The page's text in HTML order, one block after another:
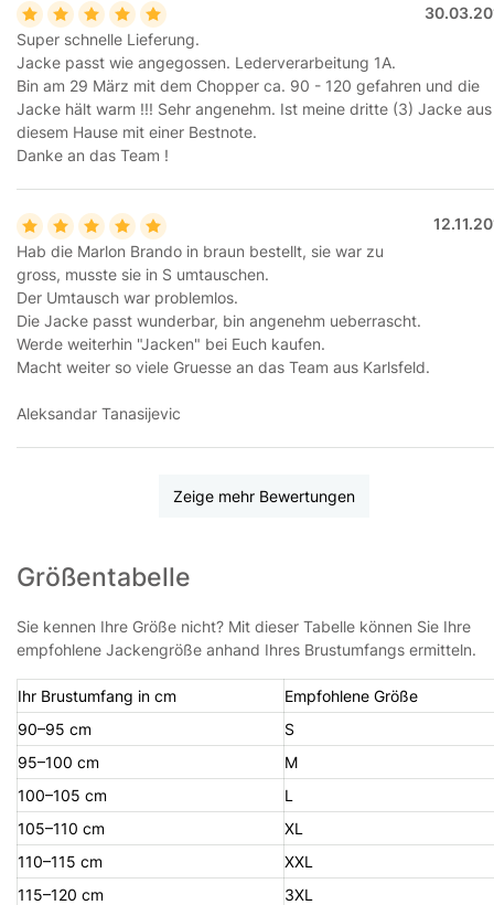
Super schnelle Lieferung.
Jacke passt wie angegossen. Lederverarbeitung 1A.
Bin am 29 März mit dem Chopper ca. 90 - 120 gefahren und die
Jacke hält warm !!! Sehr angenehm. Ist meine dritte (3) Jacke aus
diesem Hause mit einer Bestnote.
Danke an das Team !
Hab die Marlon Brando in braun bestellt, sie war zu
gross, musste sie in S umtauschen.
Der Umtausch war problemlos.
Die Jacke passt wunderbar, bin angenehm ueberrascht.
Werde weiterhin "Jacken" bei Euch kaufen.
Macht weiter so viele Gruesse an das Team aus Karlsfeld.
Aleksandar Tanasijevic
Zeige mehr Bewertungen
Größentabelle
Sie kennen Ihre Größe nicht? Mit dieser Tabelle können Sie Ihre
empfohlene Jackengröße anhand Ihres Brustumfangs ermitteln.
Ihr Brustumfang in cm
Empfohlene Größe
90–95 cm
S
95–100 cm
M
100–105 cm
L
105–110 cm
XL
110–115 cm
XXL
115–120 cm
3XL